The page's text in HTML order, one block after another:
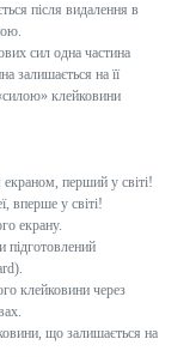
після видалення в
сил одна частина
залишається на її
клейковини
перший у світі!
вперше у світі!
екрану.
клейковини через
що залишається на